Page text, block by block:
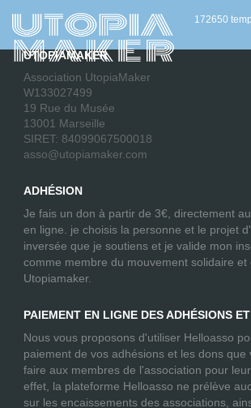
172650
UTOPIAMAKER
Association UtopiaMaker
W133027499
19 Rue du Musée
13001 Marseille
SIRET: 84099067500018
asso@utopiamaker.com
ADHÉSION
Je fais un don à partir de 3€, directement
en ligne. je choisis la personne et le projet
inversée que je soutiens et je valide mon
comme membre du mouvement solidaire et
Utopiamaker.
PAIEMENT EN LIGNE DES ADHÉSIONS
Nous vous proposons d'utiliser Helloasso
paiement de vos adhésions et les dons que
faire aux membres de l'association pour
effet, la plateforme Helloasso ne prélève
sur les encaissements des associations,